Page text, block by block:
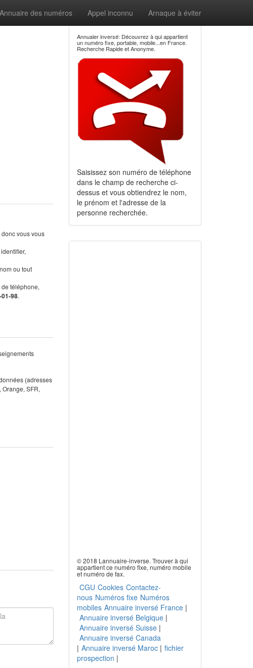
Annuaire des numéros Appel inconnu Arnaque à éviter
vous vous
ou tout
téléphone,
98.
(adresses
SFR,
Annuaier inversé: Découvrez à qui appartient
un numéro fixe, portable, mobile...en France.
Recherche Rapide et Anonyme.
Saisissez son numéro de téléphone
dans le champ de recherche ci-
dessus et vous obtiendrez le nom,
le prénom et l'adresse de la
personne recherchée.
© 2018 Lannuaire-inverse. Trouver à qui
appartient ce numéro fixe, numéro mobile
et numéro de fax.
CGU Cookies Contactez-
nous Numéros fixe Numéros
mobiles Annuaire inversé France|
Annuaire inversé Belgique|
Annuaire inversé Suisse|
Annuaire inversé Canada
| Annuaire inversé Maroc| fichier
prospection |